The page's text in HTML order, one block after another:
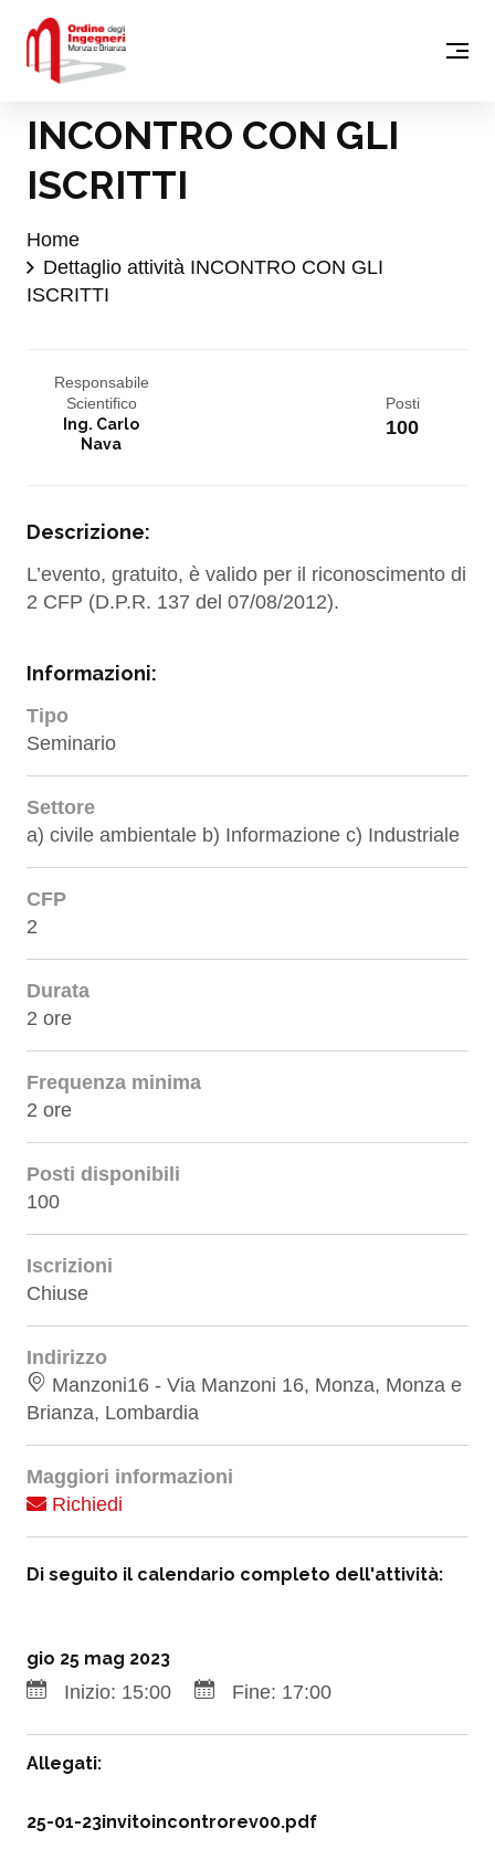
INCONTRO CON GLI
ISCRITTI
Home
Dettaglio attività INCONTRO CON GLI
ISCRITTI
Responsabile
Scientifico
Ing. Carlo
Nava
Posti
100
Descrizione:
L’evento, gratuito, è valido per il riconoscimento di
2 CFP (D.P.R. 137 del 07/08/2012).
Informazioni:
Tipo
Seminario
Settore
a) civile ambientale b) Informazione c) Industriale
CFP
2
Durata
2 ore
Frequenza minima
2 ore
Posti disponibili
100
Iscrizioni
Chiuse
Indirizzo
Manzoni16 - Via Manzoni 16, Monza, Monza e
Brianza, Lombardia
Maggiori informazioni
Richiedi
Di seguito il calendario completo dell'attività:
gio 25 mag 2023
Inizio: 15:00 Fine: 17:00
Allegati:
25-01-23invitoincontrorev00.pdf